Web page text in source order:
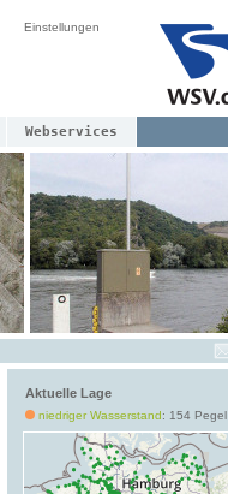
Einstellungen
Webservices
Aktuelle Lage
niedriger Wasserstand: 154 Pegel